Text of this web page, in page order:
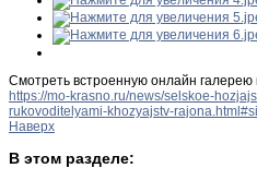
Смотреть встроенную онлайн галерею
https://mo-krasno.ru/news/selskoe-
rukovoditelyami-khozyajstv-
Наверх
В этом разделе: